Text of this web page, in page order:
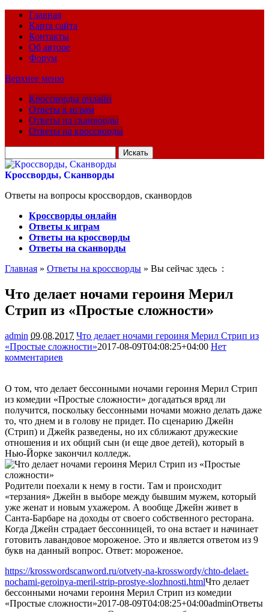
Главная
Карта сайта
Контакты
Об авторе
Форум
Верхнее меню
Кроссворды онлайн
Ответы к играм
Ответы на сканворды
Ответы на кроссворды
для:
Кроссворды, Сканворды
Ответы на вопросы кроссвордов, сканвордов
Кроссворды онлайн
Ответы к играм
Ответы на кроссворды
Ответы на сканворды
Главная » Ответы на кроссворды » Вы сейчас здесь :
Что делает ночами героиня Мерил
Стрип из «Простые сложности»
admin 09.08.2017 Что делает ночами героиня Мерил Стрип из
«Простые сложности»2017-08-09T04:08:25+04:00 Нет
комментариев
О том, что делает бессонными ночами героиня Мерил Стрип
из комедии «Простые сложности» догадаться вряд ли
получится, поскольку бессонными ночами можно делать даже
то, что днем и в голову не придет. По сценарию Джейн
(Стрип) и Джейк разведены, но их сближают дружеские
отношения и их общий сын (и еще двое детей), который в
Нью-Йорке закончил колледж.
Родители поехали к нему в гости. Там и происходит
«терзания» Джейн в выборе между бывшим мужем, который
уже женат и новым ухажером. А вообще Джейн живет в
Санта-Барбаре на доходы от своего собственного ресторана.
Когда Джейн страдает бессонницей, то она встает и начинает
готовить лавандовое мороженое. Это и является ответом из 9
букв на данный вопрос. Ответ: мороженое.
https://krosswordscanword.ru/otvety-na-krosswordy/chto-delaet-
nochami-geroinya-meril-strip-prostye-slozhnosti.htmlЧто делает
бессонными ночами героиня Мерил Стрип из комедии
«Простые сложности»2017-08-09T04:08:25+04:00adminОтветы